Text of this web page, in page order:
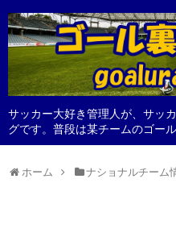
サッカー大好き管理人が、サッ
グです。普段は某チームのゴー
ホーム ナショナルチーム